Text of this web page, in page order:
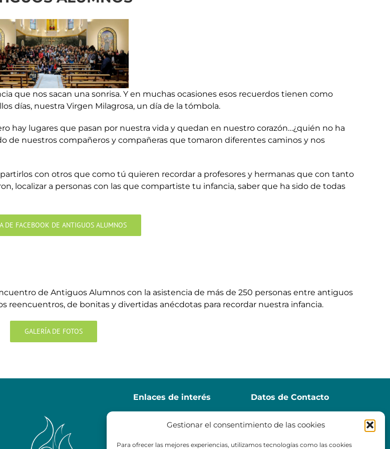
Gestionar el consentimiento de las cookies
Para ofrecer las mejores experiencias, utilizamos tecnologías como las cookies
que nos sacan una sonrisa. Y en muchas ocasiones esos recuerdos tienen como
días, nuestra Virgen Milagrosa, un día de la tómbola.
hay lugares que pasan por nuestra vida y quedan en nuestro corazón…¿quién no ha
de nuestros compañeros y compañeras que tomaron diferentes caminos y nos
con otros que como tú quieren recordar a profesores y hermanas que con tanto
localizar a personas con las que compartiste tu infancia, saber que ha sido de todas
DE FACEBOOK DE ANTIGUOS ALUMNOS
de Antiguos Alumnos con la asistencia de más de 250 personas entre antiguos
reencuentros, de bonitas y divertidas anécdotas para recordar nuestra infancia.
GALERÍA DE FOTOS
Enlaces de interés
EducaMadrid
Tienda Online
Datos de Contacto
Colegio María
comunicacion@minmaculada.org